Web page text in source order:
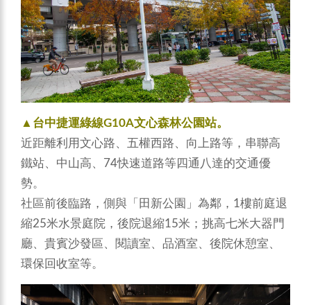
▲台中捷運綠線G10A文心森林公園站。
近距離利用文心路、五權西路、向上路等，串聯高
鐵站、中山高、74快速道路等四通八達的交通優
勢。
社區前後臨路，側與「田新公園」為鄰，1樓前庭退
縮25米水景庭院，後院退縮15米；挑高七米大器門
廳、貴賓沙發區、閱讀室、品酒室、後院休憩室、
環保回收室等。